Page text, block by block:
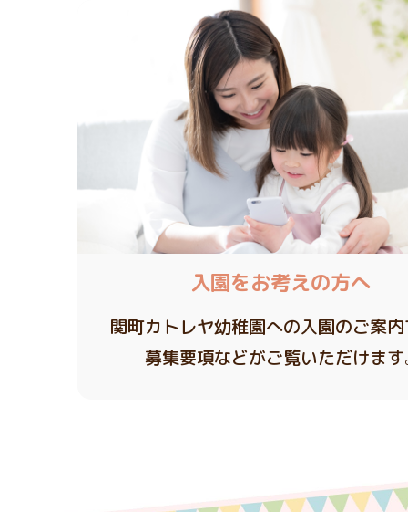
入園をお考えの方へ
関町カトレヤ幼稚園への入園のご案内
募集要項などがご覧いただけます